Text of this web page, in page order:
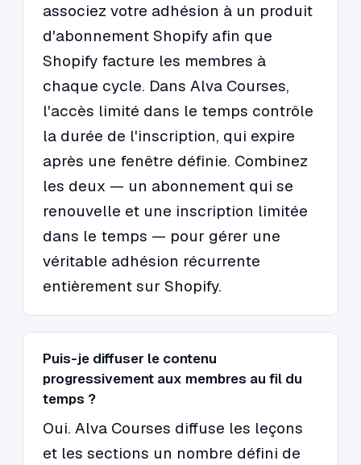
associez votre adhésion à un produit
d'abonnement Shopify afin que
Shopify facture les membres à
chaque cycle. Dans Alva Courses,
l'accès limité dans le temps contrôle
la durée de l'inscription, qui expire
après une fenêtre définie. Combinez
les deux — un abonnement qui se
renouvelle et une inscription limitée
dans le temps — pour gérer une
véritable adhésion récurrente
entièrement sur Shopify.
Puis-je diffuser le contenu
progressivement aux membres au fil du
temps ?
Oui. Alva Courses diffuse les leçons
et les sections un nombre défini de